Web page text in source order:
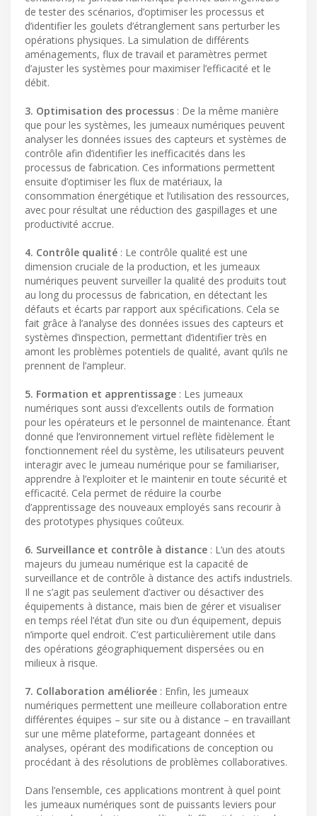
de tester des scénarios, d’optimiser les processus et
d’identifier les goulets d’étranglement sans perturber les
opérations physiques. La simulation de différents
aménagements, flux de travail et paramètres permet
d’ajuster les systèmes pour maximiser l’efficacité et le
débit.
3. Optimisation des processus : De la même manière
que pour les systèmes, les jumeaux numériques peuvent
analyser les données issues des capteurs et systèmes de
contrôle afin d’identifier les inefficacités dans les
processus de fabrication. Ces informations permettent
ensuite d’optimiser les flux de matériaux, la
consommation énergétique et l’utilisation des ressources,
avec pour résultat une réduction des gaspillages et une
productivité accrue.
4. Contrôle qualité : Le contrôle qualité est une
dimension cruciale de la production, et les jumeaux
numériques peuvent surveiller la qualité des produits tout
au long du processus de fabrication, en détectant les
défauts et écarts par rapport aux spécifications. Cela se
fait grâce à l’analyse des données issues des capteurs et
systèmes d’inspection, permettant d’identifier très en
amont les problèmes potentiels de qualité, avant qu’ils ne
prennent de l’ampleur.
5. Formation et apprentissage : Les jumeaux
numériques sont aussi d’excellents outils de formation
pour les opérateurs et le personnel de maintenance. Étant
donné que l’environnement virtuel reflète fidèlement le
fonctionnement réel du système, les utilisateurs peuvent
interagir avec le jumeau numérique pour se familiariser,
apprendre à l’exploiter et le maintenir en toute sécurité et
efficacité. Cela permet de réduire la courbe
d’apprentissage des nouveaux employés sans recourir à
des prototypes physiques coûteux.
6. Surveillance et contrôle à distance : L’un des atouts
majeurs du jumeau numérique est la capacité de
surveillance et de contrôle à distance des actifs industriels.
Il ne s’agit pas seulement d’activer ou désactiver des
équipements à distance, mais bien de gérer et visualiser
en temps réel l’état d’un site ou d’un équipement, depuis
n’importe quel endroit. C’est particulièrement utile dans
des opérations géographiquement dispersées ou en
milieux à risque.
7. Collaboration améliorée : Enfin, les jumeaux
numériques permettent une meilleure collaboration entre
différentes équipes – sur site ou à distance – en travaillant
sur une même plateforme, partageant données et
analyses, opérant des modifications de conception ou
procédant à des résolutions de problèmes collaboratives.
Dans l’ensemble, ces applications montrent à quel point
les jumeaux numériques sont de puissants leviers pour